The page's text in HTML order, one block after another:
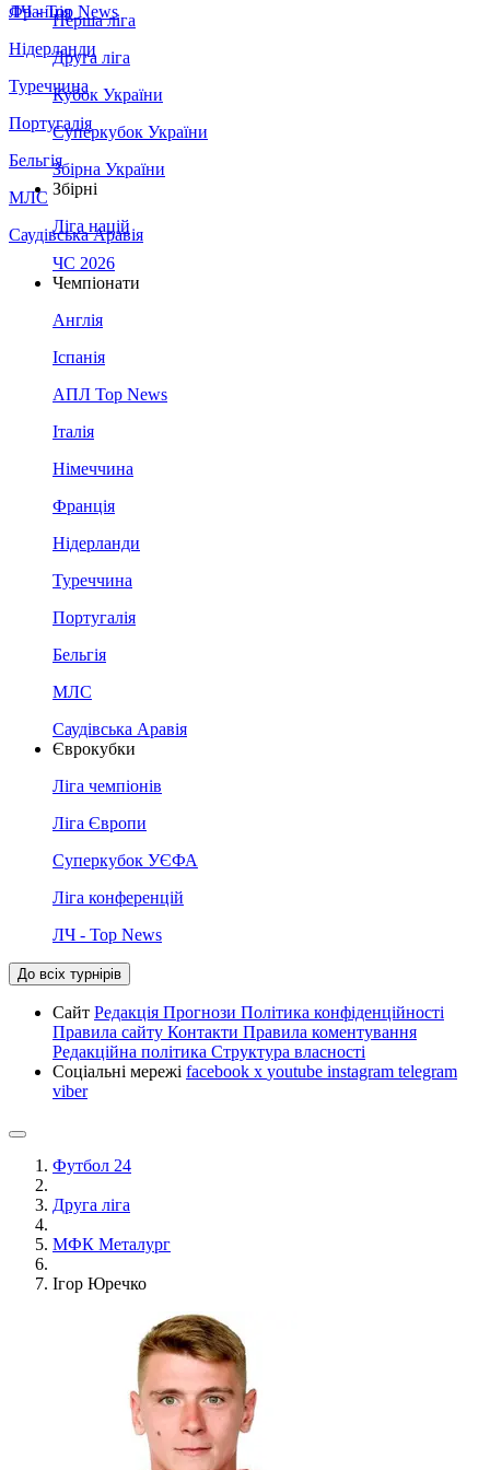
Франція
Нідерланди
Туреччина
Португалія
Бельгія
МЛС
Саудівська Аравія
ЛЧ - Top News
Перша ліга
Друга ліга
Кубок України
Суперкубок України
Збірна України
Збірні
Ліга націй
ЧС 2026
Чемпіонати
Англія
Іспанія
АПЛ Top News
Італія
Німеччина
Франція
Нідерланди
Туреччина
Португалія
Бельгія
МЛС
Саудівська Аравія
Єврокубки
Ліга чемпіонів
Ліга Європи
Суперкубок УЄФА
Ліга конференцій
ЛЧ - Top News
До всіх турнірів
Сайт Редакція Прогнози Політика конфіденційності
Правила сайту Контакти Правила коментування
Редакційна політика Структура власності
Соціальні мережі facebook x youtube instagram telegram
viber
Футбол 24
Друга ліга
МФК Металург
Ігор Юречко